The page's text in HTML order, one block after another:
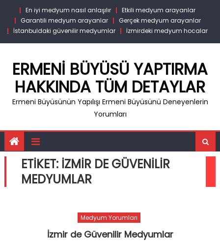
content
En iyi medyum nasıl anlaşılır
Etkili medyum arayanlar
Garantili medyum arayanlar
Gerçek medyum arayanlar
İstanbuldaki güvenilir medyumlar
İzmirdeki medyum hocalar
ERMENI BÜYÜSÜ YAPTIRMA
HAKKINDA TÜM DETAYLAR
Ermeni Büyüsünün Yapılışı Ermeni Büyüsünü Deneyenlerin
Yorumları
ETIKET: IZMIR DE GÜVENILIR
MEDYUMLAR
Medyum Yorumları
İzmir de Güvenilir Medyumlar